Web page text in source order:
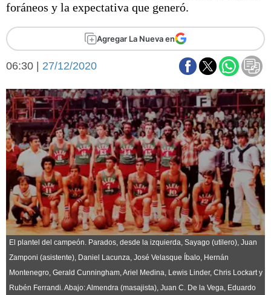
Federal A
Arte y cultura
Cines
Economía y campo
Economía y finanzas
Con el campo
Espacio empresas
Sociedad y tiempo
libre
Sociedad
Tecnología
Turismo
Salud
Es viral
El tiempo
Fúnebres
Clasificados
Horóscopo
Suplementos
Farmacias
foráneos y la expectativa que generó.
Agregar La Nueva en
06:30 | 27/12/2020
El plantel del campeón. Parados, desde la izquierda, Sayago (utilero), Juan
Zamponi (asistente), Daniel Lacunza, José Velasque Íbalo, Hernán
Montenegro, Gerald Cunningham, Ariel Medina, Lewis Linder, Chris Lockart y
Rubén Ferrandi. Abajo: Almendra (masajista), Juan C. De la Vega, Eduardo